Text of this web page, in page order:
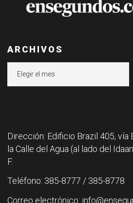
ARCHIVOS
Dirección: Edificio Brazil 405, vía
la Calle del Agua (al lado del
F.
Teléfono: 385-8777 / 385-8778
Correo electrónico: